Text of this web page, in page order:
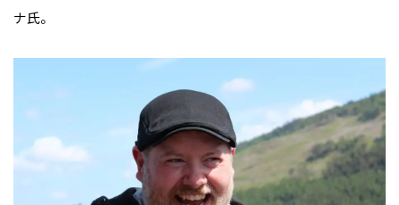
ナ氏。